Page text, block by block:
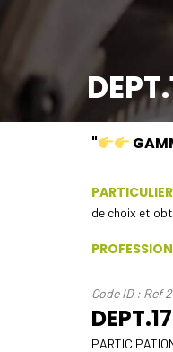
"
de choix et
Code ID : Ref